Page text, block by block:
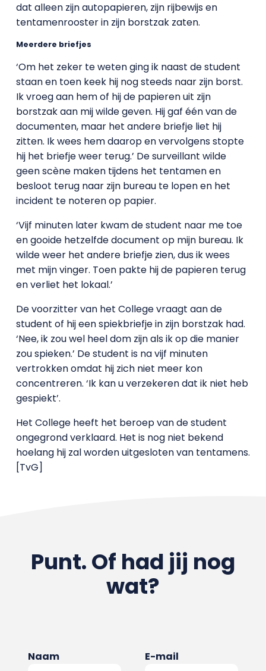
dat alleen zijn autopapieren, zijn rijbewijs en
tentamenrooster in zijn borstzak zaten.
Meerdere briefjes
‘Om het zeker te weten ging ik naast de student
staan en toen keek hij nog steeds naar zijn borst.
Ik vroeg aan hem of hij de papieren uit zijn
borstzak aan mij wilde geven. Hij gaf één van de
documenten, maar het andere briefje liet hij
zitten. Ik wees hem daarop en vervolgens stopte
hij het briefje weer terug.’ De surveillant wilde
geen scène maken tijdens het tentamen en
besloot terug naar zijn bureau te lopen en het
incident te noteren op papier.
‘Vijf minuten later kwam de student naar me toe
en gooide hetzelfde document op mijn bureau. Ik
wilde weer het andere briefje zien, dus ik wees
met mijn vinger. Toen pakte hij de papieren terug
en verliet het lokaal.’
De voorzitter van het College vraagt aan de
student of hij een spiekbriefje in zijn borstzak had.
‘Nee, ik zou wel heel dom zijn als ik op die manier
zou spieken.’ De student is na vijf minuten
vertrokken omdat hij zich niet meer kon
concentreren. ‘Ik kan u verzekeren dat ik niet heb
gespiekt’.
Het College heeft het beroep van de student
ongegrond verklaard. Het is nog niet bekend
hoelang hij zal worden uitgesloten van tentamens.
[TvG]
Punt. Of had jij nog
wat?
Naam E-mail